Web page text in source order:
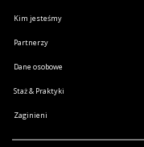
Kim jesteśmy
Partnerzy
Dane osobowe
Staż & Praktyki
Zaginieni